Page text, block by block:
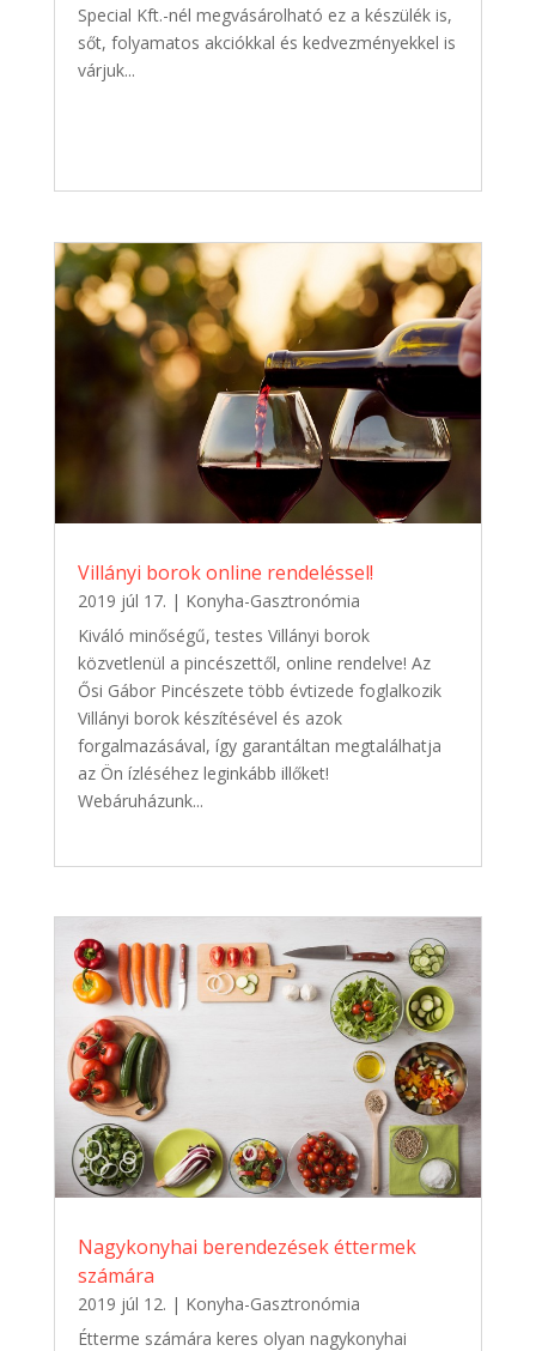
Special Kft.-nél megvásárolható ez a készülék is,
sőt, folyamatos akciókkal és kedvezményekkel is
várjuk...
Villányi borok online rendeléssel!
2019 júl 17. | Konyha-Gasztronómia
Kiváló minőségű, testes Villányi borok
közvetlenül a pincészettől, online rendelve! Az
Ősi Gábor Pincészete több évtizede foglalkozik
Villányi borok készítésével és azok
forgalmazásával, így garantáltan megtalálhatja
az Ön ízléséhez leginkább illőket!
Webáruházunk...
Nagykonyhai berendezések éttermek
számára
2019 júl 12. | Konyha-Gasztronómia
Étterme számára keres olyan nagykonyhai